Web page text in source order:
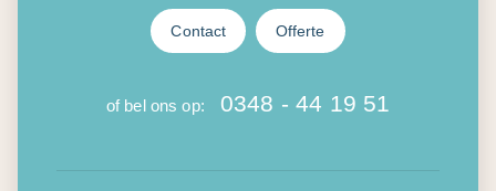
Contact Offerte
of bel ons op: 0348 - 44 19 51